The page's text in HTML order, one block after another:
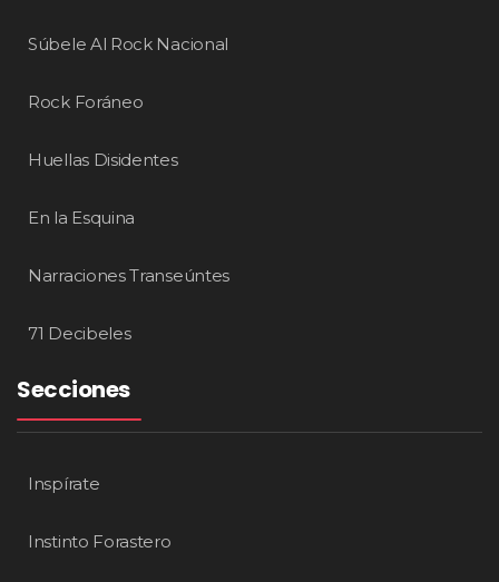
Súbele Al Rock Nacional
Rock Foráneo
Huellas Disidentes
En la Esquina
Narraciones Transeúntes
71 Decibeles
Secciones
Inspírate
Instinto Forastero